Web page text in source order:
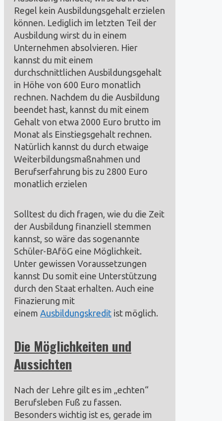
Regel kein Ausbildungsgehalt erzielen
können. Lediglich im letzten Teil der
Ausbildung wirst du in einem
Unternehmen absolvieren. Hier
kannst du mit einem
durchschnittlichen Ausbildungsgehalt
in Höhe von 600 Euro monatlich
rechnen. Nachdem du die Ausbildung
beendet hast, kannst du mit einem
Gehalt von etwa 2000 Euro brutto im
Monat als Einstiegsgehalt rechnen.
Natürlich kannst du durch etwaige
Weiterbildungsmaßnahmen und
Berufserfahrung bis zu 2800 Euro
monatlich erzielen
Solltest du dich fragen, wie du die Zeit
der Ausbildung finanziell stemmen
kannst, so wäre das sogenannte
Schüler-BAföG eine Möglichkeit.
Unter gewissen Voraussetzungen
kannst Du somit eine Unterstützung
durch den Staat erhalten. Auch eine
Finazierung mit
einem Ausbildungskredit ist möglich.
Die Möglichkeiten und
Aussichten
Nach der Lehre gilt es im „echten“
Berufsleben Fuß zu fassen.
Besonders wichtig ist es, gerade im